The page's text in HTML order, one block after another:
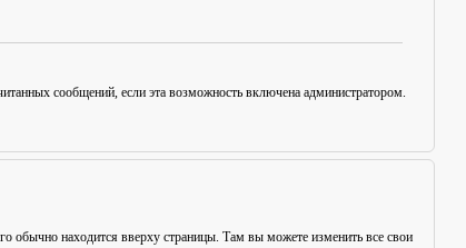
сообщений, если эта возможность включена администратором.
обычно находится вверху страницы. Там вы можете изменить все свои